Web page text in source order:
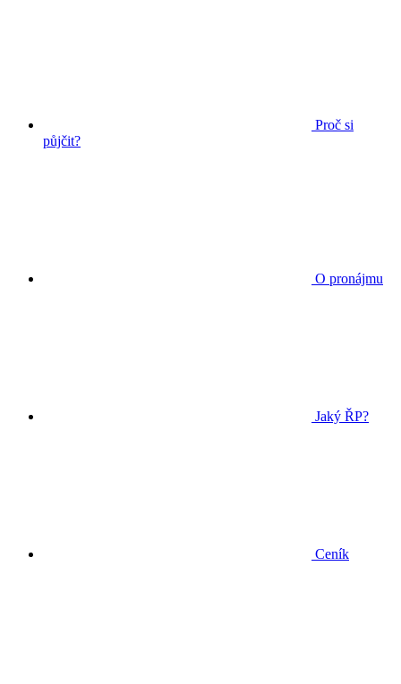
Proč si
půjčit?
O pronájmu
Jaký ŘP?
Ceník